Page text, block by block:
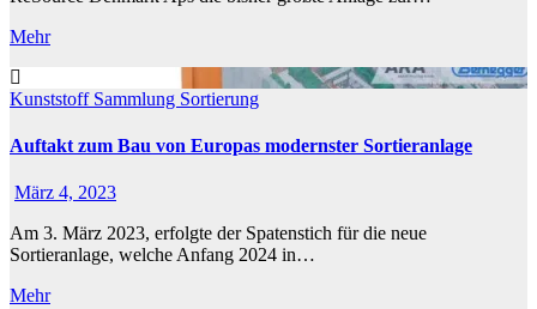
Mehr
Kunststoff Sammlung Sortierung
Auftakt zum Bau von Europas modernster Sortieranlage
März 4, 2023
Am 3. März 2023, erfolgte der Spatenstich für die neue
Sortieranlage, welche Anfang 2024 in…
Mehr